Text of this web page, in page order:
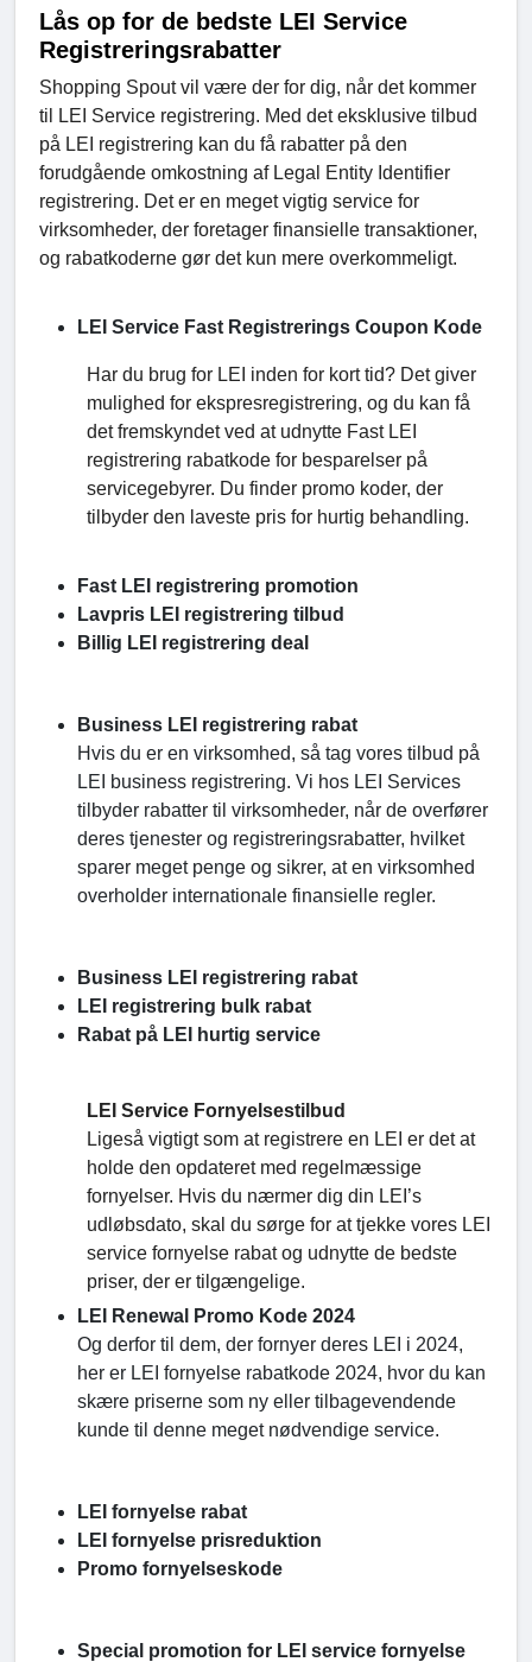
Lås op for de bedste LEI Service
Registreringsrabatter
Shopping Spout vil være der for dig, når det kommer
til LEI Service registrering. Med det eksklusive tilbud
på LEI registrering kan du få rabatter på den
forudgående omkostning af Legal Entity Identifier
registrering. Det er en meget vigtig service for
virksomheder, der foretager finansielle transaktioner,
og rabatkoderne gør det kun mere overkommeligt.
LEI Service Fast Registrerings Coupon Kode
Har du brug for LEI inden for kort tid? Det giver
mulighed for ekspresregistrering, og du kan få
det fremskyndet ved at udnytte Fast LEI
registrering rabatkode for besparelser på
servicegebyrer. Du finder promo koder, der
tilbyder den laveste pris for hurtig behandling.
Fast LEI registrering promotion
Lavpris LEI registrering tilbud
Billig LEI registrering deal
Business LEI registrering rabat
Hvis du er en virksomhed, så tag vores tilbud på
LEI business registrering. Vi hos LEI Services
tilbyder rabatter til virksomheder, når de overfører
deres tjenester og registreringsrabatter, hvilket
sparer meget penge og sikrer, at en virksomhed
overholder internationale finansielle regler.
Business LEI registrering rabat
LEI registrering bulk rabat
Rabat på LEI hurtig service
LEI Service Fornyelsestilbud
Ligeså vigtigt som at registrere en LEI er det at
holde den opdateret med regelmæssige
fornyelser. Hvis du nærmer dig din LEI’s
udløbsdato, skal du sørge for at tjekke vores LEI
service fornyelse rabat og udnytte de bedste
priser, der er tilgængelige.
LEI Renewal Promo Kode 2024
Og derfor til dem, der fornyer deres LEI i 2024,
her er LEI fornyelse rabatkode 2024, hvor du kan
skære priserne som ny eller tilbagevendende
kunde til denne meget nødvendige service.
LEI fornyelse rabat
LEI fornyelse prisreduktion
Promo fornyelseskode
Special promotion for LEI service fornyelse